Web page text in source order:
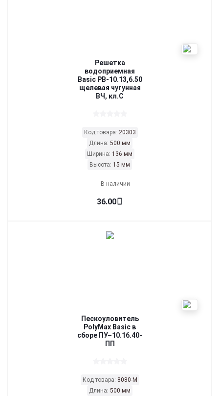
Решетка
водоприемная
Basic РВ-10.13,6.50
щелевая чугунная
ВЧ, кл.С
Код товара: 20303
Длина: 500 мм
Ширина: 136 мм
Высота: 15 мм
В наличии
36.00
Пескоуловитель
PolyMax Basic в
сборе ПУ–10.16.40-
ПП
Код товара: 8080-М
Длина: 500 мм